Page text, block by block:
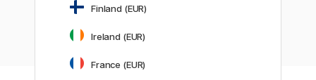
«Forrige
Finland (EUR)
Ireland (EUR)
France (EUR)